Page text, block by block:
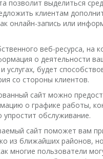
позволит выделиться
клиентам
онлайн-запись или
веб-ресурса, на
о деятельности
услугах, будет
со стороны клиентов.
сайт можно
о графике работы,
упростит обслуживание.
сайт поможет вам
из ближайших районов,
многие пользователи